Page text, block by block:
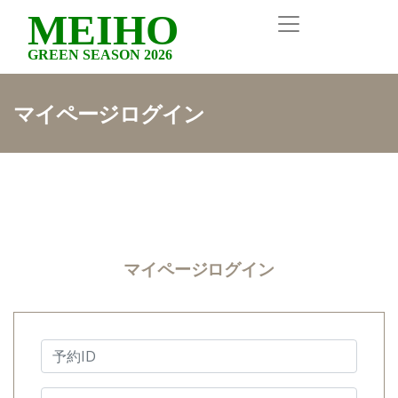
MEIHO
GREEN SEASON 2026
マイページログイン
マイページログイン